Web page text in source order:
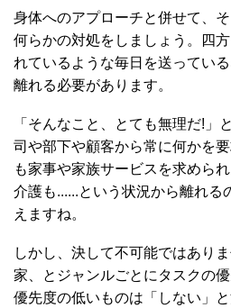
身体へのアプローチと併せて、
何らかの対処をしましょう。四
れているような毎日を送ってい
離れる必要があります。
「そんなこと、とても無理だ!」
司や部下や顧客から常に何かを
も家事や家族サービスを求めら
介護も......という状況から離れる
えますね。
しかし、決して不可能ではあり
家、とジャンルごとにタスクの
優先度の低いものは「しない」